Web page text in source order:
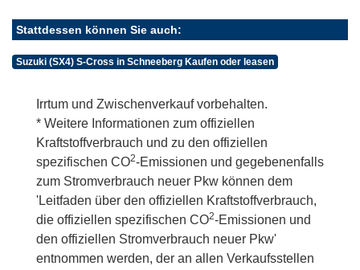
Stattdessen können Sie auch:
Suzuki (SX4) S-Cross in Schneeberg Kaufen oder leasen
Irrtum und Zwischenverkauf vorbehalten.
* Weitere Informationen zum offiziellen
Kraftstoffverbrauch und zu den offiziellen
spezifischen CO2-Emissionen und gegebenenfalls
zum Stromverbrauch neuer Pkw können dem
'Leitfaden über den offiziellen Kraftstoffverbrauch,
die offiziellen spezifischen CO2-Emissionen und
den offiziellen Stromverbrauch neuer Pkw'
entnommen werden, der an allen Verkaufsstellen